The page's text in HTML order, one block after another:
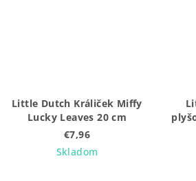
Little Dutch Králiček Miffy
Lucky Leaves 20 cm
€7,96
Skladom